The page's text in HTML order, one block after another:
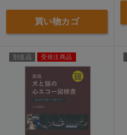
買い物カゴ
別送品 受発注商品